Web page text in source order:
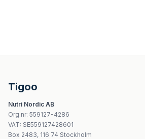
Dary Natury - Marzanka Herb - 25g
Aura Herbals Mycodrop Shiitake
Aura Herbals - Milk Thistle (80%
Aura Herbals Ananas - 10 Sacheter
Tigoo
Nutri Nordic AB
Org.nr: 559127-4286
VAT: SE559127428601
Box 2483, 116 74 Stockholm